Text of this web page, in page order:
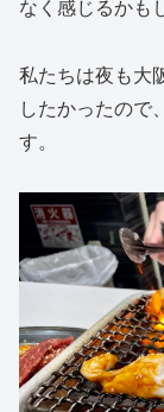
なく感じるかも
私たちは夜も大
したかったので
す。